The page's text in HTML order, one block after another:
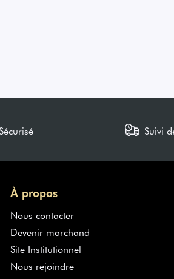
Suivi
À propos
Nous contacter
Devenir marchand
Site Institutionnel
Nous rejoindre